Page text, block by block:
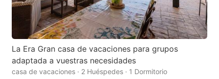
La Era Gran casa de vacaciones para grupos
adaptada a vuestras necesidades
casa de vacaciones · 2 Huéspedes · 1 Dormitorio